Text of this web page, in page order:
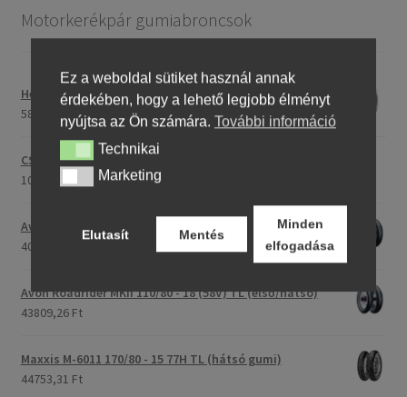
Motorkerékpár gumiabroncsok
Heidenau 5.00 - 16 76P P29 TT
58243,46 Ft
CST C-186 3.00 - 23 59P TT (első/hátsó)
107396,28 Ft
Avon Roadrider MKII 90/90 - 18 51V TL (első/hátsó)
40791,20 Ft
Avon Roadrider MKII 110/80 - 18 (58V) TL (első/hátsó)
43809,26 Ft
Maxxis M-6011 170/80 - 15 77H TL (hátsó gumi)
44753,31 Ft
Ez a weboldal sütiket használ annak
érdekében, hogy a lehető legjobb élményt
nyújtsa az Ön számára. További információ
TechnikaiTechnikai
MarketingMarketing
Elutasít Mentés
Minden
elfogadása